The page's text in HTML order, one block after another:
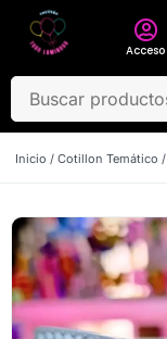
Acceso
Inicio / Cotillon Temático /